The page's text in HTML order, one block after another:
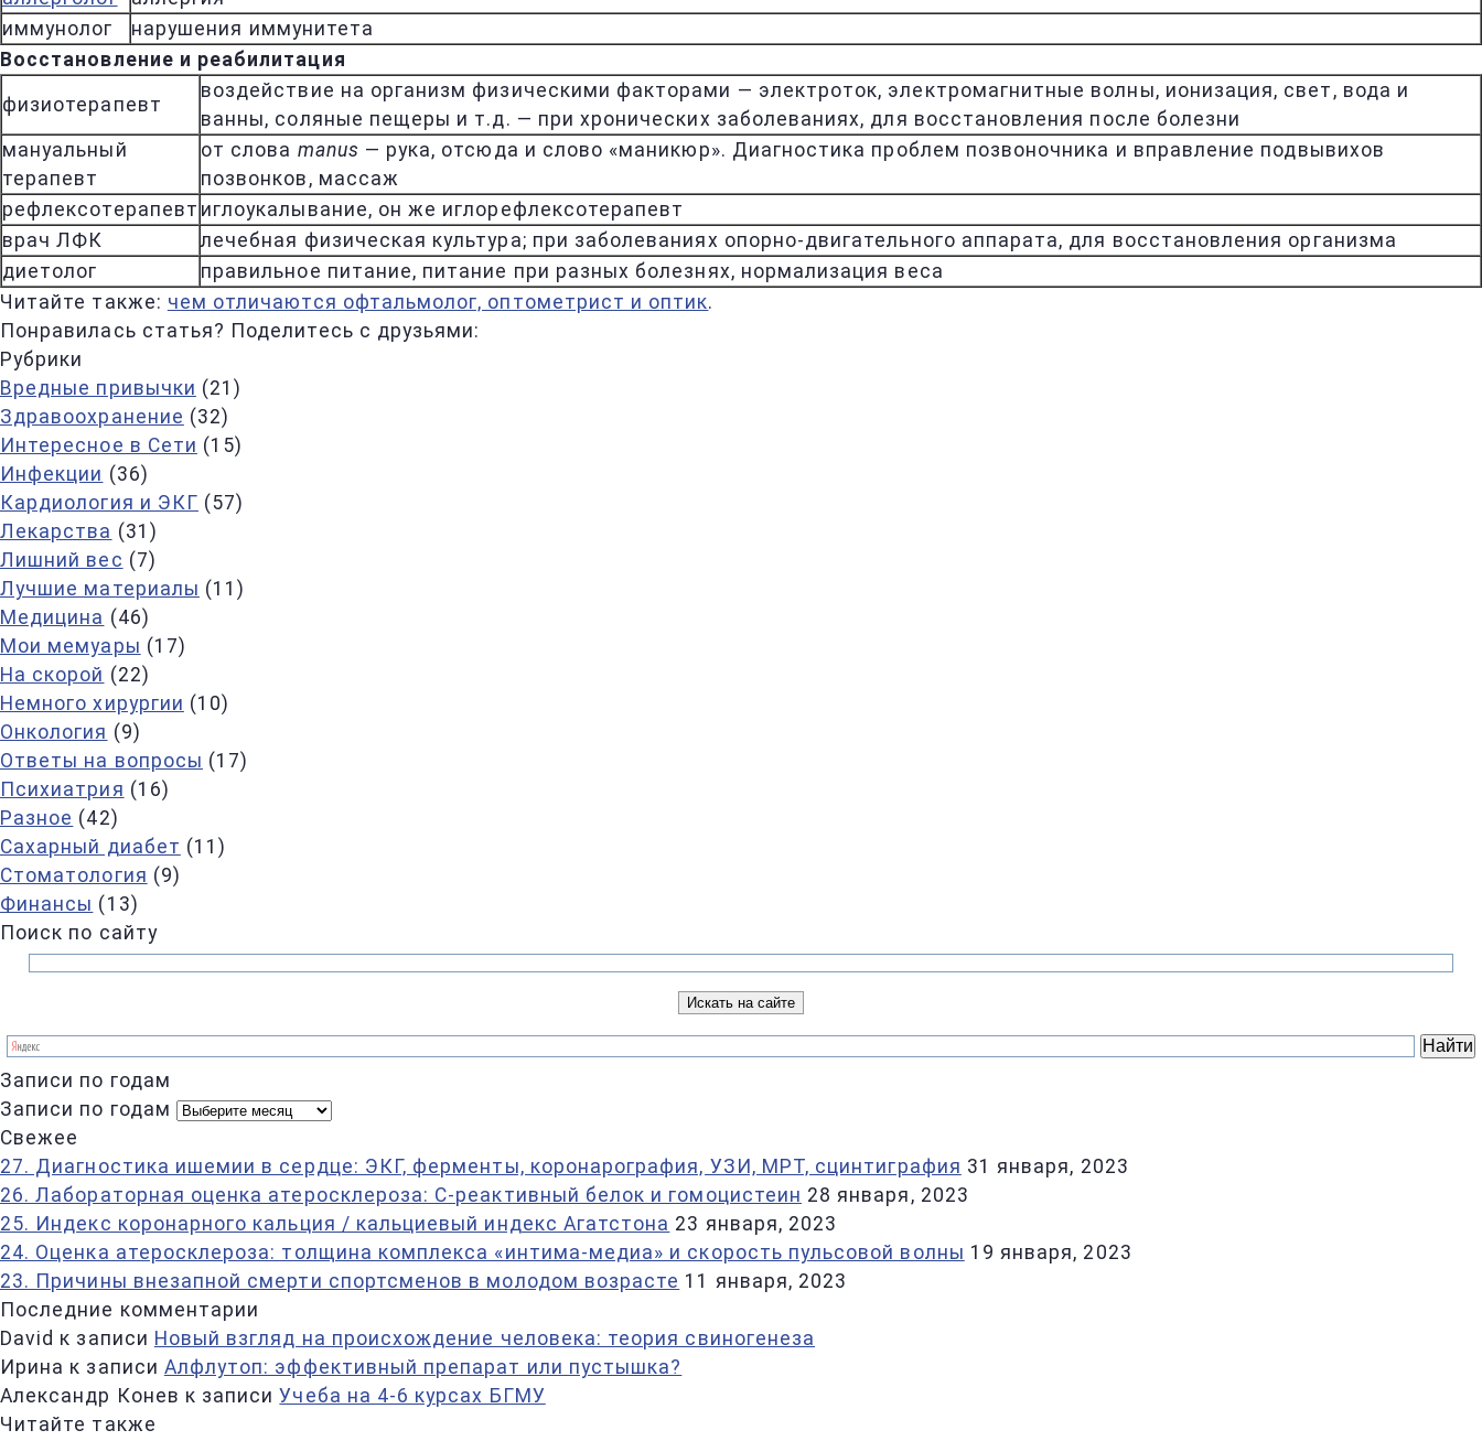
иммунолог
нарушения иммунитета
Восстановление и реабилитация
физиотерапевт
воздействие на организм физическими факторами — электроток, электромагнитные волны, ионизация, свет, вода и
ванны, соляные пещеры и т.д. — при хронических заболеваниях, для восстановления после болезни
мануальный
терапевт
от слова manus — рука, отсюда и слово «маникюр». Диагностика проблем позвоночника и вправление подвывихов
позвонков, массаж
рефлексотерапевт иглоукалывание, он же иглорефлексотерапевт
врач ЛФК
лечебная физическая культура; при заболеваниях опорно-двигательного аппарата, для восстановления организма
диетолог
правильное питание, питание при разных болезнях, нормализация веса
Читайте также: чем отличаются офтальмолог, оптометрист и оптик.
Понравилась статья? Поделитесь с друзьями:
Рубрики
Вредные привычки (21)
Здравоохранение (32)
Интересное в Сети (15)
Инфекции (36)
Кардиология и ЭКГ (57)
Лекарства (31)
Лишний вес (7)
Лучшие материалы (11)
Медицина (46)
Мои мемуары (17)
На скорой (22)
Немного хирургии (10)
Онкология (9)
Ответы на вопросы (17)
Психиатрия (16)
Разное (42)
Сахарный диабет (11)
Стоматология (9)
Финансы (13)
Поиск по сайту
Записи по годам
Записи по годам
Свежее
27. Диагностика ишемии в сердце: ЭКГ, ферменты, коронарография, УЗИ, МРТ, сцинтиграфия 31 января, 2023
26. Лабораторная оценка атеросклероза: С-реактивный белок и гомоцистеин 28 января, 2023
25. Индекс коронарного кальция / кальциевый индекс Агатстона 23 января, 2023
24. Оценка атеросклероза: толщина комплекса «интима-медиа» и скорость пульсовой волны 19 января, 2023
23. Причины внезапной смерти спортсменов в молодом возрасте 11 января, 2023
Последние комментарии
David к записи Новый взгляд на происхождение человека: теория свиногенеза
Ирина к записи Алфлутоп: эффективный препарат или пустышка?
Александр Конев к записиУчеба на 4-6 курсах БГМУ
Читайте также